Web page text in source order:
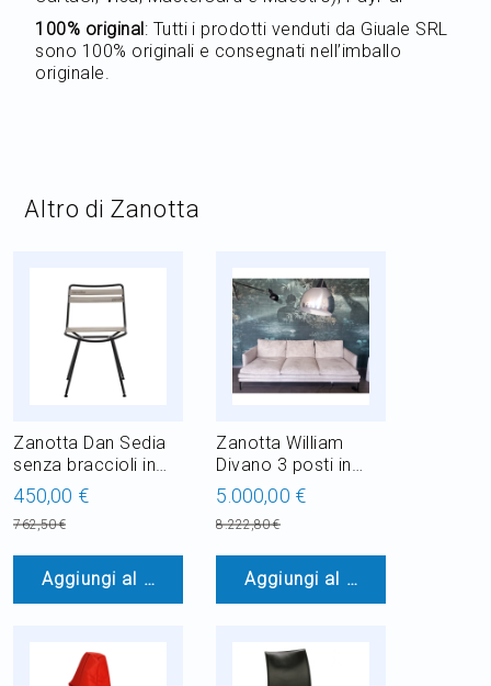
100% original: Tutti i prodotti venduti da Giuale SRL
sono 100% originali e consegnati nell’imballo
originale.
Altro di Zanotta
Zanotta Dan Sedia
senza braccioli in
acciaio inox
verniciata L 49,5 cm
Outdoor
450,00 €
762,50 €
Aggiungi al Carrello
Zanotta William
Divano 3 posti in
tessuto L 224 cm
5.000,00 €
8.222,80 €
Aggiungi al Carrello